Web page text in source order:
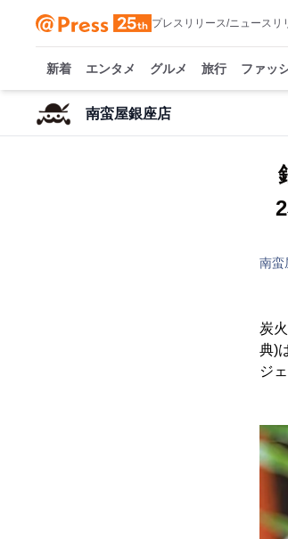
プレスリリース/ニュースリ
新着 エンタメ グルメ 旅行 ファッ
南蛮屋銀座店
南蛮
炭
典)
ジ